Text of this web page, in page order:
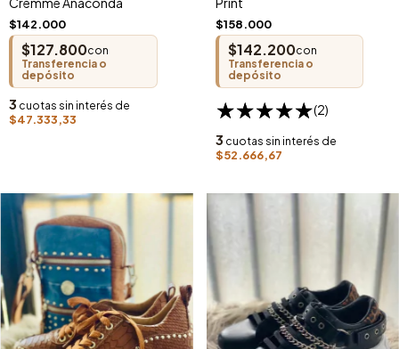
$142.000
$127.800con
Transferencia o
depósito
3 cuotas sin interés de
$47.333,33
$158.000
$142.200con
Transferencia o
depósito
(2)
3 cuotas sin interés de
$52.666,67